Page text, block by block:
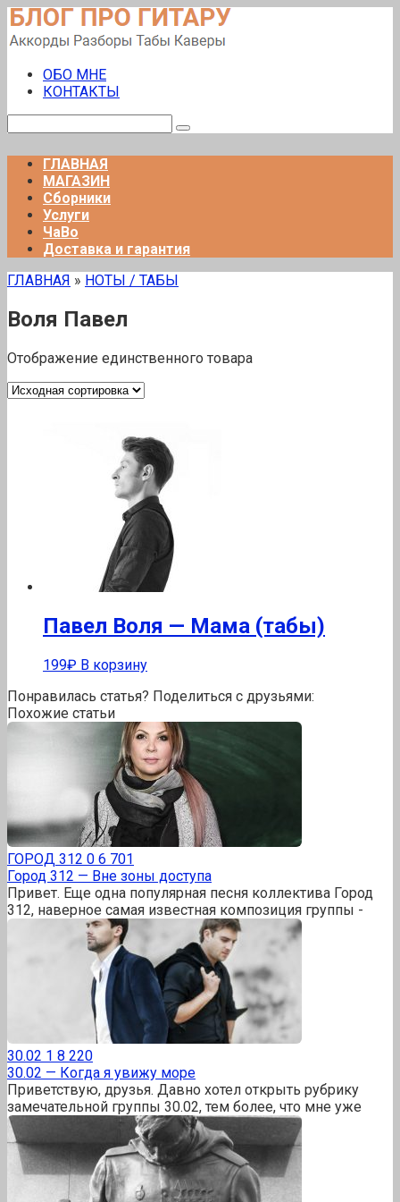
Перейти
к
контенту
ОБО МНЕ
КОНТАКТЫ
ГЛАВНАЯ
МАГАЗИН
Сборники
Услуги
ЧаВо
Доставка и гарантия
ГЛАВНАЯ » НОТЫ / ТАБЫ
Воля Павел
Отображение единственного товара
Павел Воля — Мама (табы)
199₽ В корзину
Понравилась статья? Поделиться с друзьями:
Похожие статьи
ГОРОД 312 0 6 701
Город 312 — Вне зоны доступа
Привет. Еще одна популярная песня коллектива Город
312, наверное самая известная композиция группы -
30.02 1 8 220
30.02 — Когда я увижу море
Приветствую, друзья. Давно хотел открыть рубрику
замечательной группы 30.02, тем более, что мне уже